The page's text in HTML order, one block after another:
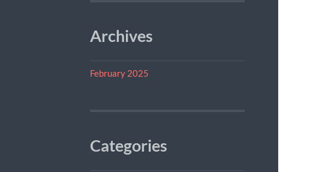
Archives
February 2025
Categories